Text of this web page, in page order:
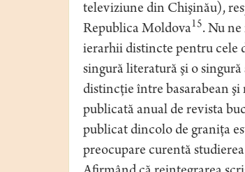
televiziune din Chişinău),
Republica Moldova15. Nu
ierarhii distincte pentru cele
singură literatură şi o
distincţie între basarabean
publicată anual de revista
publicat dincolo de graniţa
preocupare curentă